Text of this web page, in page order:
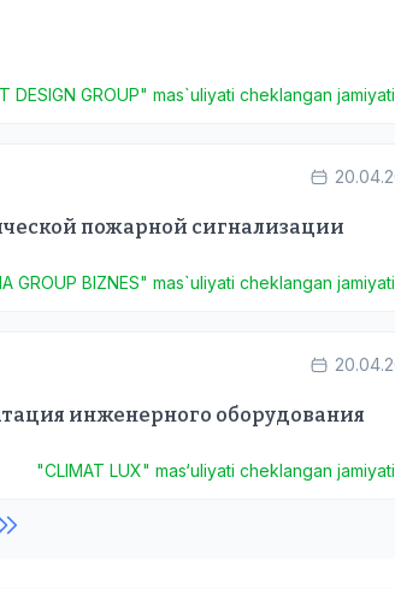
DESIGN GROUP" mas`uliyati cheklangan
пожарной сигнализации
GROUP BIZNES" mas`uliyati cheklangan
инженерного оборудования
"CLIMAT LUX" mas‘uliyati cheklangan